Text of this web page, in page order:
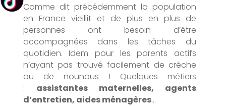
Comme dit précédemment la population
en France vieillit et de plus en plus de
personnes ont besoin d’être
accompagnées dans les tâches du
quotidien. Idem pour les parents actifs
n’ayant pas trouvé facilement de crèche
ou de nounous ! Quelques métiers
:
assistantes maternelles, agents
d’entretien, aides ménagères…